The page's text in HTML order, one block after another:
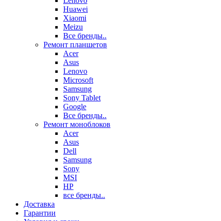
Huawei
Xiaomi
Meizu
Все бренды..
Ремонт планшетов
Acer
Asus
Lenovo
Microsoft
Samsung
Sony Tablet
Google
Все бренды..
Ремонт моноблоков
Acer
Asus
Dell
Samsung
Sony
MSI
HP
все бренды..
Доставка
Гарантии